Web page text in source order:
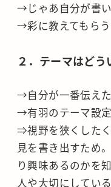
→じゃあ自分が書
→彩に教えてもらう
２．テーマはどう
→自分が一番伝えた
→有羽のテーマ設定
⇒視野を狭くした
見を書き出すため
り興味あるのかを
人や大切にしてい